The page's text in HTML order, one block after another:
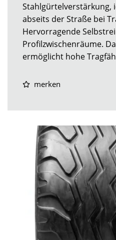
Stahlgürtelverstärkung,
abseits der Straße bei
Hervorragende
Profilzwischenräume.
ermöglicht hohe
merken